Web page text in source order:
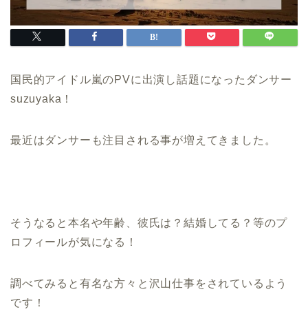
国民的アイドル嵐のPVに出演し話題になったダンサー
suzuyaka！
最近はダンサーも注目される事が増えてきました。
そうなると本名や年齢、彼氏は？結婚してる？等のプ
ロフィールが気になる！
調べてみると有名な方々と沢山仕事をされているよう
です！